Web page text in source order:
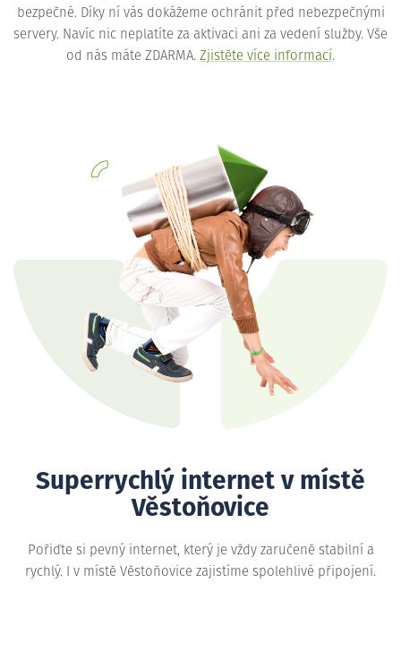
bezpečné. Díky ní vás dokážeme ochránit před nebezpečnými
servery. Navíc nic neplatíte za aktivaci ani za vedení služby. Vše
od nás máte ZDARMA. Zjistěte více informací.
Superrychlý internet v místě
Věstoňovice
Pořiďte si pevný internet, který je vždy zaručeně stabilní a
rychlý. I v místě Věstoňovice zajistíme spolehlivé připojení.